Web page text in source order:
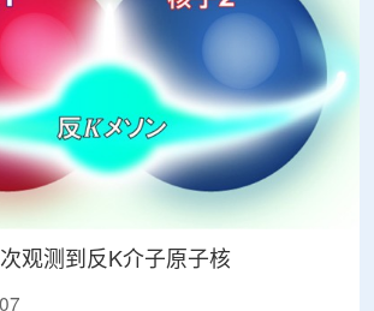
观测到反K介子原子核